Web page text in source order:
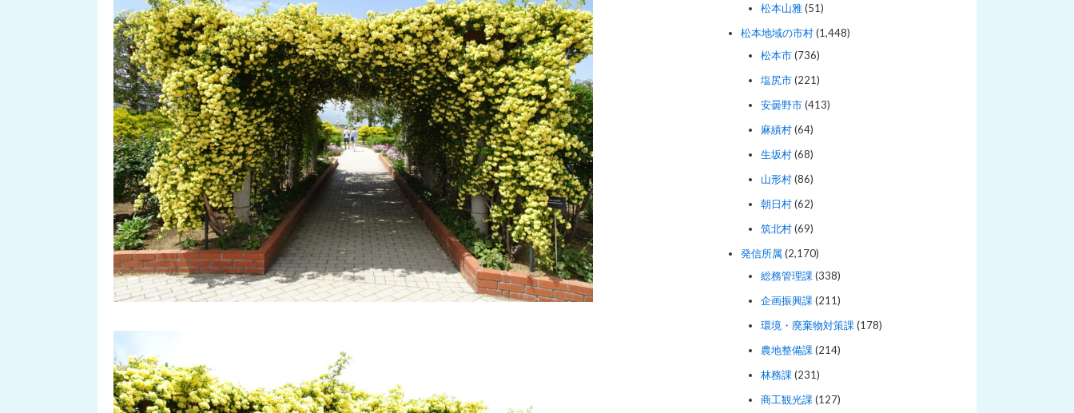
松本山雅(51)
松本地域の市村(1,448)
松本市(736)
塩尻市(221)
安曇野市(413)
麻績村(64)
生坂村(68)
山形村(86)
朝日村(62)
筑北村(69)
発信所属(2,170)
総務管理課 (338)
企画振興課 (211)
環境・廃棄物対策課 (178)
農地整備課 (214)
林務課 (231)
商工観光課 (127)